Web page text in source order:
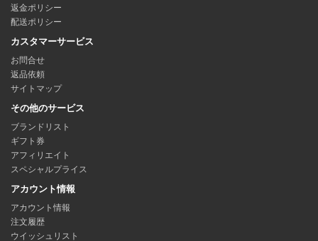
返金ポリシー
配送ポリシー
カスタマーサービス
お問合せ
返品依頼
サイトマップ
その他のサービス
ブランドリスト
ギフト券
アフィリエイト
スペシャルプライス
アカウント情報
アカウント情報
注文履歴
ウイッシュリスト